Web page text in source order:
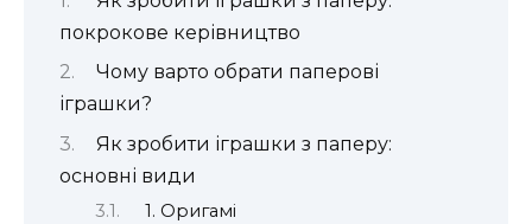
покрокове керівництво
Чому варто обрати паперові
іграшки?
Як зробити іграшки з паперу:
основні види
1. Оригамі